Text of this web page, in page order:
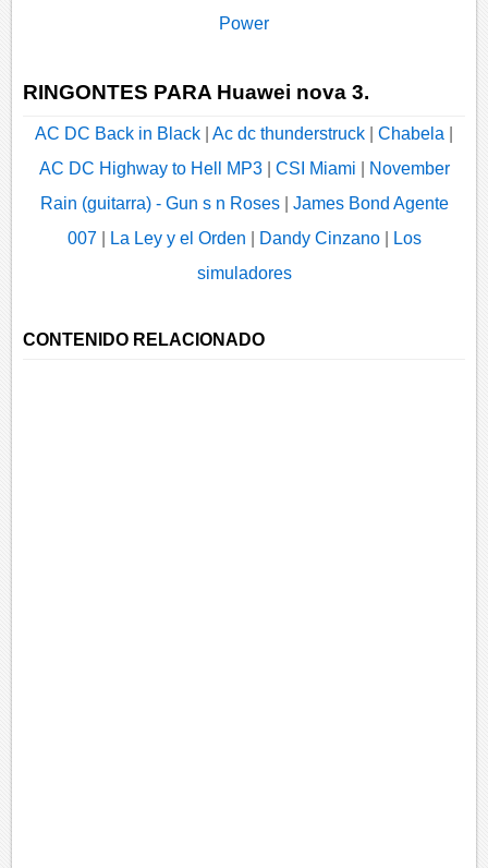
Power
RINGONTES PARA Huawei nova 3.
AC DC Back in Black Ac dc thunderstruck Chabela
AC DC Highway to Hell MP3| CSI Miami
November
Rain (guitarra) - Gun s n Roses| James Bond Agente
007| La Ley y el Orden Dandy Cinzano|
Los
simuladores
CONTENIDO RELACIONADO